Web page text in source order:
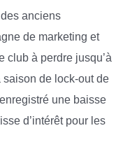
anciens
de marketing et
club à perdre jusqu’à
de lock-out de
une baisse
d’intérêt pour les